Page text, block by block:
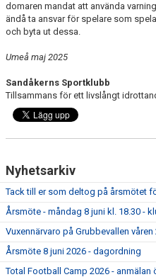
domaren mandat att använda
ändå ta ansvar för spelare som
och byta ut dessa.
Umeå maj 2025
Sandåkerns Sportklubb
Tillsammans för ett livslångt
Nyhetsarkiv
Tack till er som deltog på årsmötet
Årsmöte - måndag 8 juni kl. 18.30 -
Vuxennärvaro på Grubbevallen våren
Årsmöte 8 juni 2026 - dagordning
Total Football Camp 2026 - anmälan